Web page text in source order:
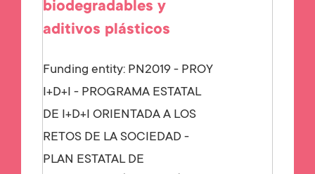
biodegradables y
aditivos plásticos
Funding entity: PN2019 - PROY
I+D+I - PROGRAMA ESTATAL
DE I+D+I ORIENTADA A LOS
RETOS DE LA SOCIEDAD -
PLAN ESTATAL DE